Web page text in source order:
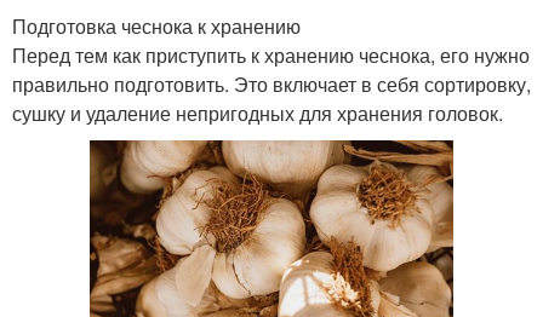
Подготовка чеснока к хранению
Перед тем как приступить к хранению чеснока, его нужно
правильно подготовить. Это включает в себя сортировку,
сушку и удаление непригодных для хранения головок.